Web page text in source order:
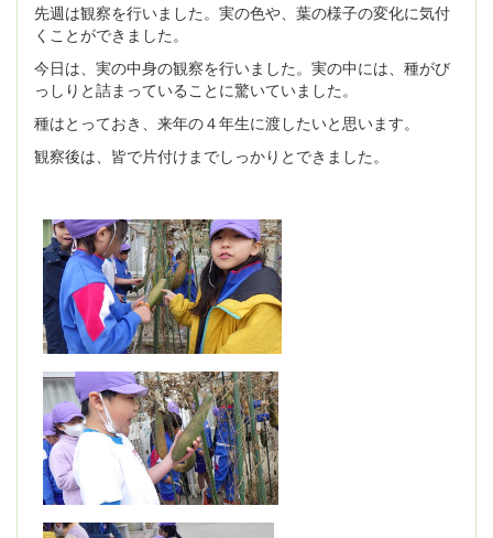
先週は観察を行いました。実の色や、葉の様子の変化に気付
くことができました。
今日は、実の中身の観察を行いました。実の中には、種がび
っしりと詰まっていることに驚いていました。
種はとっておき、来年の４年生に渡したいと思います。
観察後は、皆で片付けまでしっかりとできました。